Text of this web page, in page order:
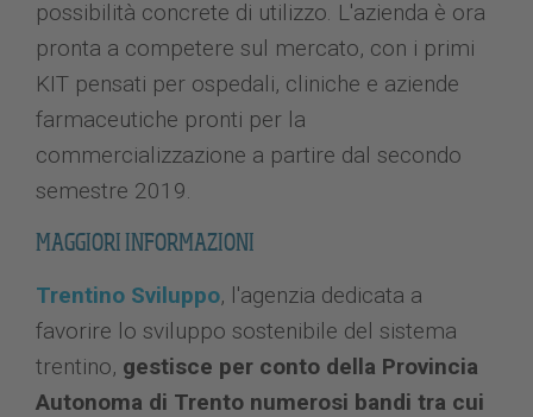
possibilità concrete di utilizzo. L'azienda è ora
pronta a competere sul mercato, con i primi
KIT pensati per ospedali, cliniche e aziende
farmaceutiche pronti per la
commercializzazione a partire dal secondo
semestre 2019.
MAGGIORI INFORMAZIONI
Trentino Sviluppo, l'agenzia dedicata a
favorire lo sviluppo sostenibile del sistema
trentino, gestisce per conto della Provincia
Autonoma di Trento numerosi bandi tra cui